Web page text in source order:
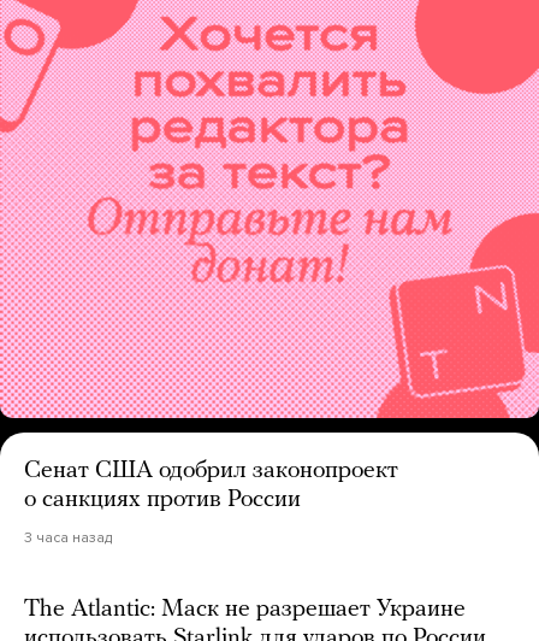
Сенат США одобрил законопроект
о санкциях против России
3 часа назад
The Atlantic: Маск не разрешает Украине